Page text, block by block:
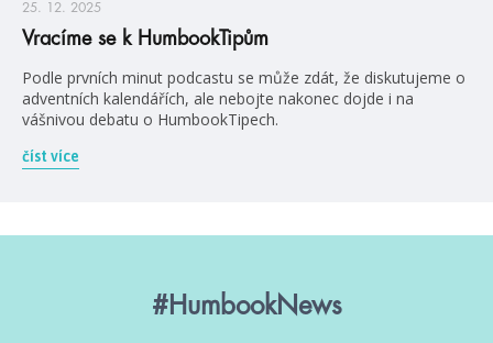
25. 12. 2025
Vracíme se k HumbookTipům
Podle prvních minut podcastu se může zdát, že diskutujeme o
adventních kalendářích, ale nebojte nakonec dojde i na
vášnivou debatu o HumbookTipech.
číst více
#HumbookNews